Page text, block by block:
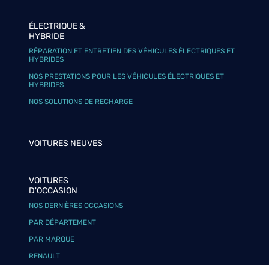
ÉLECTRIQUE &
HYBRIDE
RÉPARATION ET ENTRETIEN DES VÉHICULES ÉLECTRIQUES ET
HYBRIDES
NOS PRESTATIONS POUR LES VÉHICULES ÉLECTRIQUES ET
HYBRIDES
NOS SOLUTIONS DE RECHARGE
VOITURES NEUVES
VOITURES
D'OCCASION
NOS DERNIÈRES OCCASIONS
PAR DÉPARTEMENT
PAR MARQUE
RENAULT